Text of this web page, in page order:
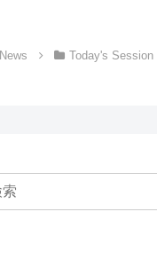
News Today's Session